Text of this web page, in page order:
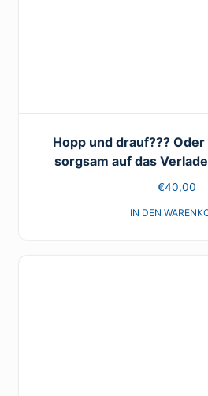
Hopp und drauf???
sorgsam auf das
€40,00